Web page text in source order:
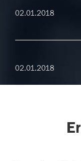
02.01.2018
02.01.2018